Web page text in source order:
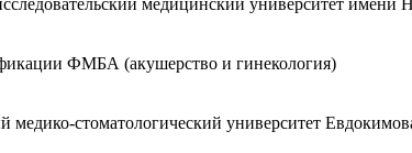
ФМБА (акушерство и гинекология)
медико-стоматологический университет